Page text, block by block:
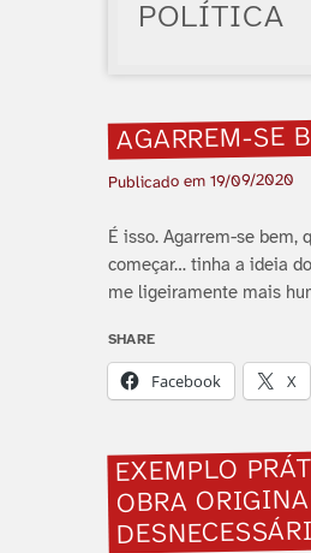
POLÍTICA
AGARREM-SE
Publicado em 19/09/2020
É isso. Agarrem-se bem,
começar… tinha a ideia
me ligeiramente mais
SHARE
Facebook X
EXEMPLO
OBRA